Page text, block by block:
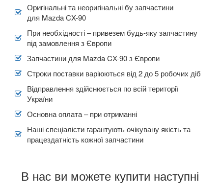
6 (GL)
BT-50 I
BT-50 II
CX-30
CX-5 II (KF)
Оригінальні та неоригінальні бу запчастини
для Mazda CX-90
При необхідності – привезем будь-яку запчастину
під замовлення з Європи
Запчастини для Mazda CX-90 з Європи
Строки поставки варіюються від 2 до 5 робочих діб
Відправлення здійснюється по всій території
України
Основна оплата – при отриманні
Наші спеціалісти гарантують очікувану якість та
працездатність кожної запчастини
В нас ви можете купити наступні